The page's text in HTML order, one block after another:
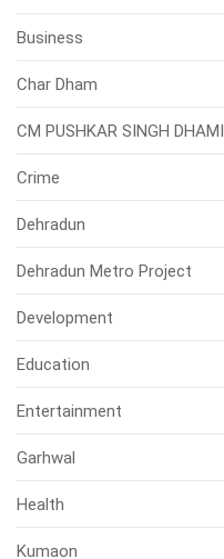
Business
Char Dham
CM PUSHKAR SINGH DHAMI
Crime
Dehradun
Dehradun Metro Project
Development
Education
Entertainment
Garhwal
Health
Kumaon